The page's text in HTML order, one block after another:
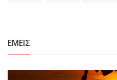
ΕΜΕΙΣ